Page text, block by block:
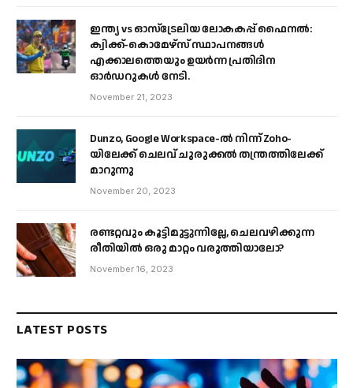
ഇന്ത്യ vs ഓസ്‌ട്രേലിയ ലോകകപ്പ് ഫൈനൽ:
ക്വിക്ക്-കൊമേഴ്‌സ് സ്ഥാപനങ്ങൾ
എക്കാലത്തെയും ഉയർന്ന പ്രതിദിന
ഓർഡറുകൾ നേടി.
November 21, 2023
Dunzo, Google Workspace-ൽ നിന്ന് Zoho-
യിലേക്ക് ചെലവ് ചുരുക്കൽ തന്ത്രത്തിലേക്ക്
മാറുന്നു
November 20, 2023
രണ്ടറ്റവും കൂട്ടിമുട്ടുന്നില്ലേ, ചെലവഴിക്കുന്ന
രീതിയിൽ ഒരു മാറ്റം വരുത്തിയാലോ?
November 16, 2023
LATEST POSTS